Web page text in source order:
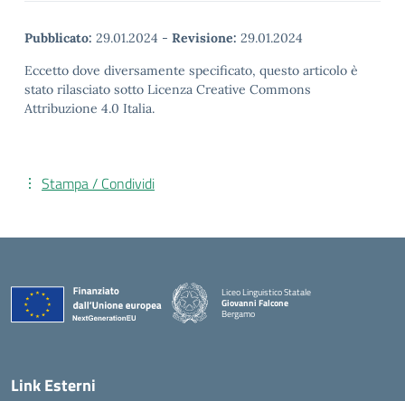
Pubblicato: 29.01.2024 - Revisione: 29.01.2024
Eccetto dove diversamente specificato, questo articolo è
stato rilasciato sotto Licenza Creative Commons
Attribuzione 4.0 Italia.
Stampa / Condividi
Liceo Linguistico Statale
Giovanni Falcone
Bergamo
— Visita la pagina iniziale della scuola
Link Esterni